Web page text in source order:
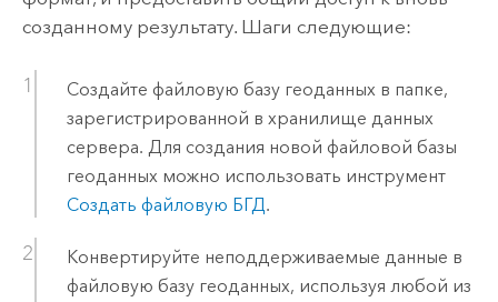
созданному результату. Шаги следующие:
Создайте файловую базу геоданных в папке,
зарегистрированной в хранилище данных
сервера. Для создания новой файловой базы
геоданных можно использовать инструмент
Создать файловую БГД.
Конвертируйте неподдерживаемые данные в
файловую базу геоданных, используя любой из